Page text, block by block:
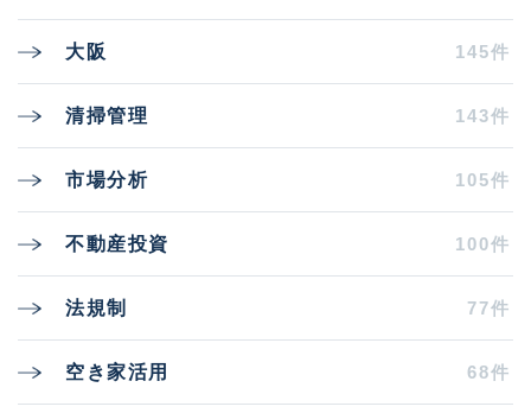
大阪 145件
清掃管理 143件
市場分析 105件
不動産投資 100件
法規制 77件
空き家活用 68件